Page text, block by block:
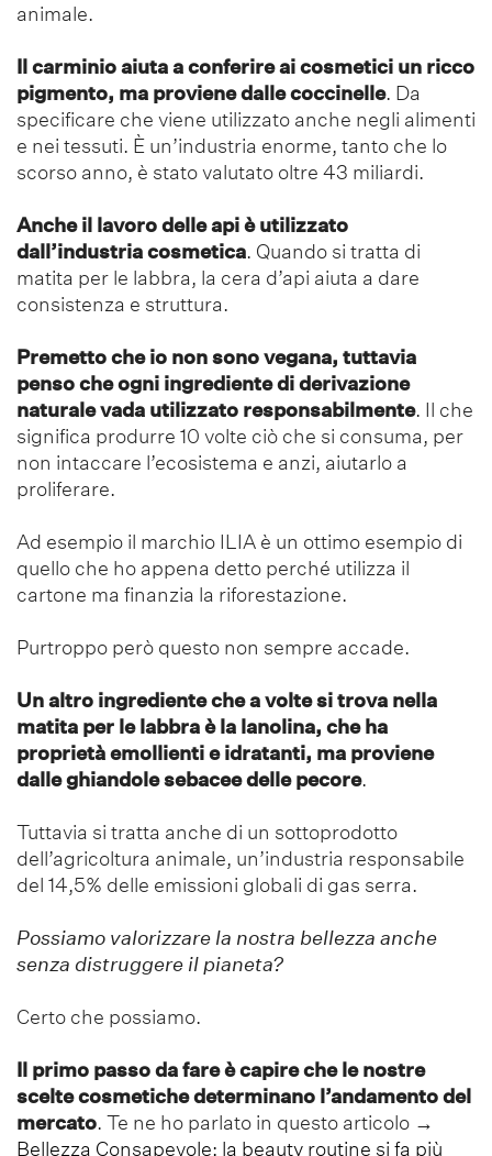
animale.
Il carminio aiuta a conferire ai cosmetici un ricco
pigmento, ma proviene dalle coccinelle. Da
specificare che viene utilizzato anche negli alimenti
e nei tessuti. È un’industria enorme, tanto che lo
scorso anno, è stato valutato oltre 43 miliardi.
Anche il lavoro delle api è utilizzato
dall’industria cosmetica. Quando si tratta di
matita per le labbra, la cera d’api aiuta a dare
consistenza e struttura.
Premetto che io non sono vegana, tuttavia
penso che ogni ingrediente di derivazione
naturale vada utilizzato responsabilmente. Il che
significa produrre 10 volte ciò che si consuma, per
non intaccare l’ecosistema e anzi, aiutarlo a
proliferare.
Ad esempio il marchio ILIA è un ottimo esempio di
quello che ho appena detto perché utilizza il
cartone ma finanzia la riforestazione.
Purtroppo però questo non sempre accade.
Un altro ingrediente che a volte si trova nella
matita per le labbra è la lanolina, che ha
proprietà emollienti e idratanti, ma proviene
dalle ghiandole sebacee delle pecore.
Tuttavia si tratta anche di un sottoprodotto
dell’agricoltura animale, un’industria responsabile
del 14,5% delle emissioni globali di gas serra.
Possiamo valorizzare la nostra bellezza anche
senza distruggere il pianeta?
Certo che possiamo.
Il primo passo da fare è capire che le nostre
scelte cosmetiche determinano l’andamento del
mercato. Te ne ho parlato in questo articolo →
Bellezza Consapevole: la beauty routine si fa più